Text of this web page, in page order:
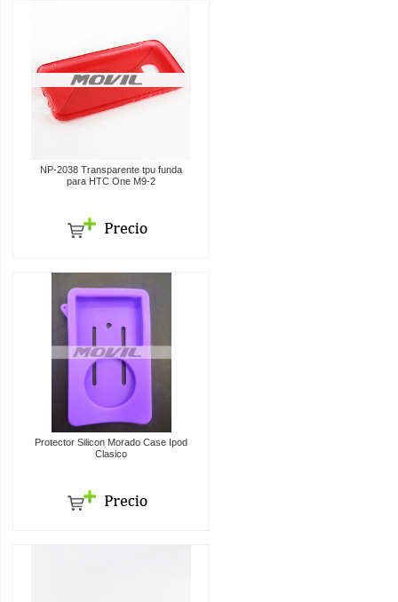
NP-2038 Transparente tpu funda
para HTC One M9-2
Protector Silicon Morado Case Ipod
Clasico